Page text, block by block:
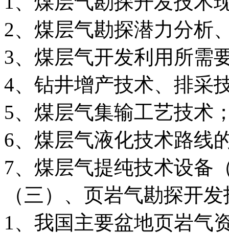
2、煤层气勘探潜力分析
3、煤层气开发利用所需
4、钻井增产技术、排采
5、煤层气集输工艺技术
6、煤层气液化技术路线
7、煤层气提纯技术设备
（三）、页岩气勘探开
1、我国主要盆地页岩气